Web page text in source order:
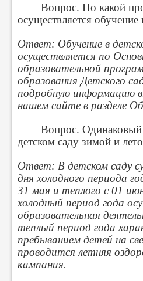
Вопрос. По какой
осуществляется обучение
Ответ: Обучение в
осуществляется по
образовательной
образования Детского
подробную информацию
нашем сайте в разделе
Вопрос. Одинаковый
детском саду зимой и
Ответ: В детском саду
дня холодного периода
31 мая и теплого с 01
холодный период года
образовательная
теплый период года
пребыванием детей на
проводится летняя
кампания.